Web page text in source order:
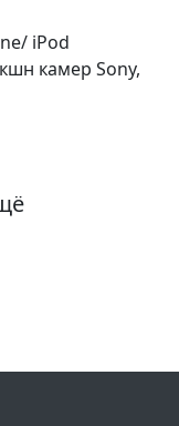
iPod
камер Sony,